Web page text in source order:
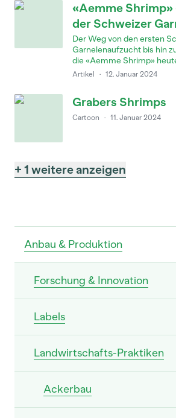
Anbau & Produktion
Forschung & Innovation
Labels
Landwirtschafts-Praktiken
Ackerbau
«Aemme Shrimp»
der Schweizer
Der Weg von den ersten
Garnelenaufzucht bis hin
die «Aemme Shrimp»
Artikel · 12. Januar 2024
Grabers Shrimps
Cartoon · 11. Januar 2024
+ 1 weitere anzeigen